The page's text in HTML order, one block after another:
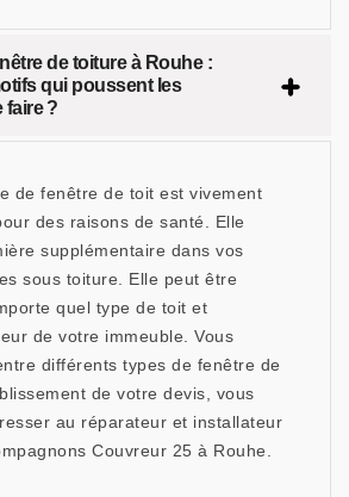
de toiture à Rouhe :
qui poussent les
faire ?
de fenêtre de toit est vivement
des raisons de santé. Elle
supplémentaire dans vos
sous toiture. Elle peut être
quel type de toit et
de votre immeuble. Vous
différents types de fenêtre de
de votre devis, vous
au réparateur et installateur
Couvreur 25 à Rouhe.